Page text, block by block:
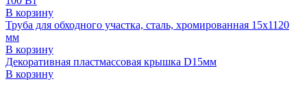
В корзину
Труба для обходного участка, сталь, хромированная 15х1120
мм
В корзину
Декоративная пластмассовая крышка D15мм
В корзину